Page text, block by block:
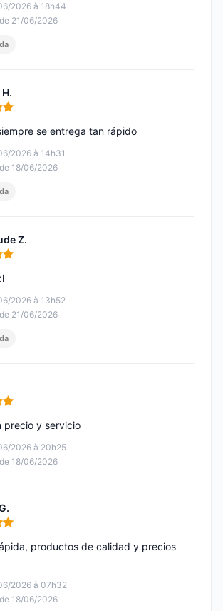
2026 à 18h44
21/06/2026
5
2026 à 14h31
18/06/2026
se entrega tan rápido
Z.
5
2026 à 13h52
21/06/2026
5
2026 à 20h25
18/06/2026
precio y servicio
5
2026 à 07h32
18/06/2026
productos de calidad y precios